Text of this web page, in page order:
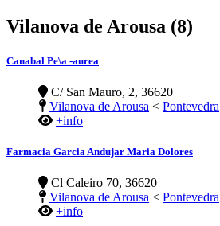
Vilanova de Arousa (8)
Canabal Pe\a -aurea
C/ San Mauro, 2, 36620
Vilanova de Arousa < Pontevedra
+info
Farmacia Garcia Andujar Maria Dolores
Cl Caleiro 70, 36620
Vilanova de Arousa < Pontevedra
+info